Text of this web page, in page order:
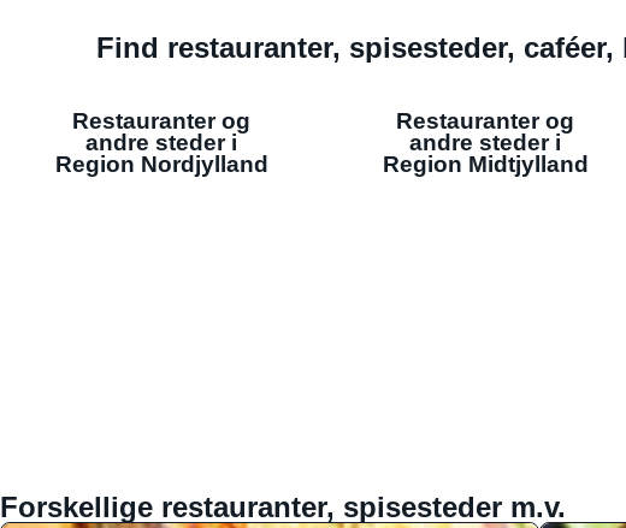
Find restauranter, spisesteder,
Restauranter og
andre steder i
Region Nordjylland
Restauranter og
andre steder i
Region Midtjylland
Forskellige restauranter, spisesteder m.v.